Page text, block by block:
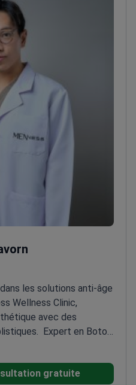
les solutions anti-âge
Wellness Clinic,
avec des
Expert en Botox,
par fils
thérapies
de thérapie IV
gratuite